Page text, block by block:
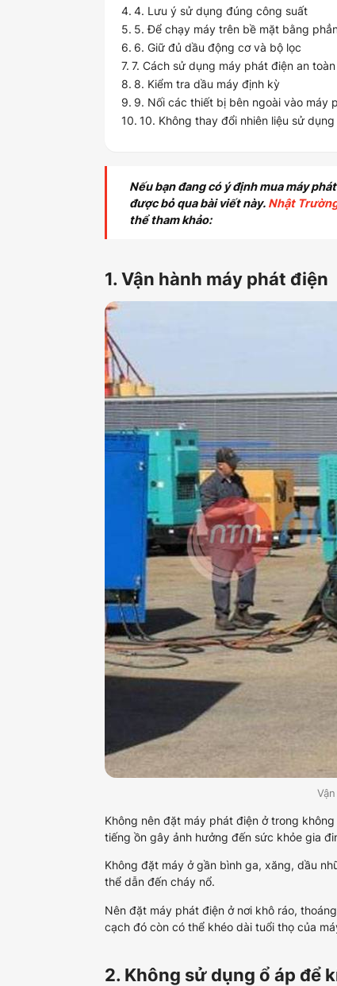
4. Lưu ý sử dụng đúng công suất
5. Để chạy máy trên bề mặt bằng
6. Giữ đủ dầu động cơ và bộ lọc
7. Cách sử dụng máy phát điện an
8. Kiểm tra dầu máy định kỳ
9. Nối các thiết bị bên ngoài vào máy
10. Không thay đổi nhiên liệu sử
Nếu bạn đang có ý định mua máy
được bỏ qua bài viết này. Nhật
thể tham khảo:
1. Vận hành máy phát điện
Không nên đặt máy phát điện ở trong
tiếng ồn gây ảnh hưởng đến sức khỏe gia
Không đặt máy ở gần bình ga, xăng, dầu
thể dẫn đến cháy nổ.
Nên đặt máy phát điện ở nơi khô ráo,
cạch đó còn có thể khéo dài tuổi thọ của
2. Không sử dụng ổ áp để